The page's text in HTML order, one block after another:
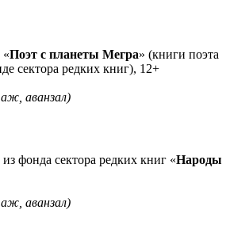
«Поэт с планеты Мегра» (книги поэта
сектора редких книг), 12+
аванзал)
фонда сектора редких книг «Народы
аванзал)